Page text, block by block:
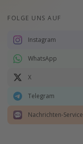
FOLGE UNS AUF
Instagram
WhatsApp
X
Telegram
Nachrichten-Service